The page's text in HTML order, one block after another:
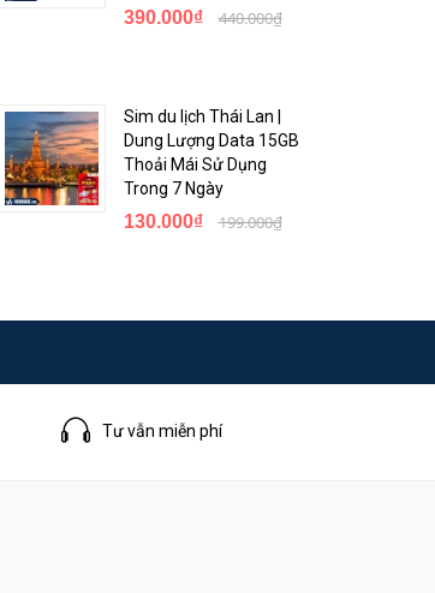
390.000₫ 440.000₫
Sim du lịch Thái Lan |
Dung Lượng Data 15GB
Thoải Mái Sử Dụng
Trong 7 Ngày
130.000₫ 199.000₫
Tư vẫn miễn phí